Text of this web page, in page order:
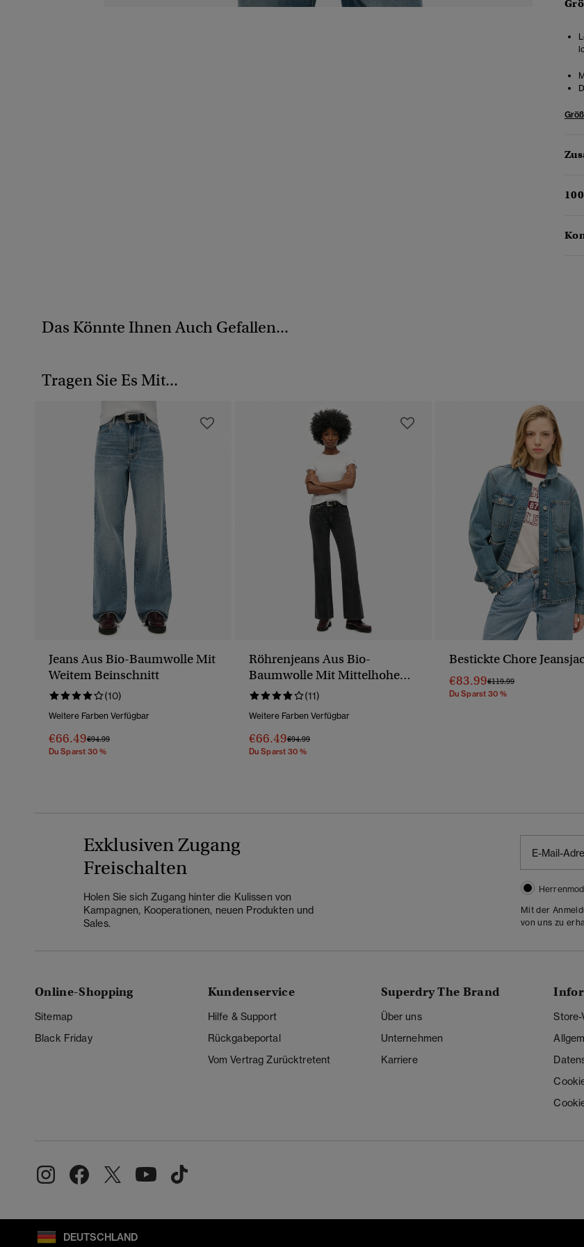
Das Könnte Ihnen Auch Gefallen...
Tragen Sie Es Mit...
Jeans Aus Bio-Baumwolle Mit
Weitem Beinschnitt
(10)
Weitere Farben Verfügbar
€66.49Preis Wurde Reduziert Von
€94.99Bis
Du Sparst 30 %
Röhrenjeans Aus Bio-
Baumwolle Mit Mittelhohem
Bund
(11)
Weitere Farben Verfügbar
€66.49Preis Wurde Reduziert Von
€94.99Bis
Du Sparst 30 %
Bestickte Chore
€83.99Preis Wurde Reduziert Von
€119.99Bis
Du Sparst 30 %
Exklusiven Zugang
Freischalten
Holen Sie sich Zugang hinter die Kulissen von
Kampagnen, Kooperationen, neuen Produkten und
Sales.
Mit der
von uns zu
Online-Shopping
Sitemap
Black Friday
Kundenservice
Hilfe & Support
Rückgabeportal
Vom Vertrag Zurücktretent
Superdry The Brand
Über uns
Unternehmen
Karriere
Store-
DEUTSCHLAND